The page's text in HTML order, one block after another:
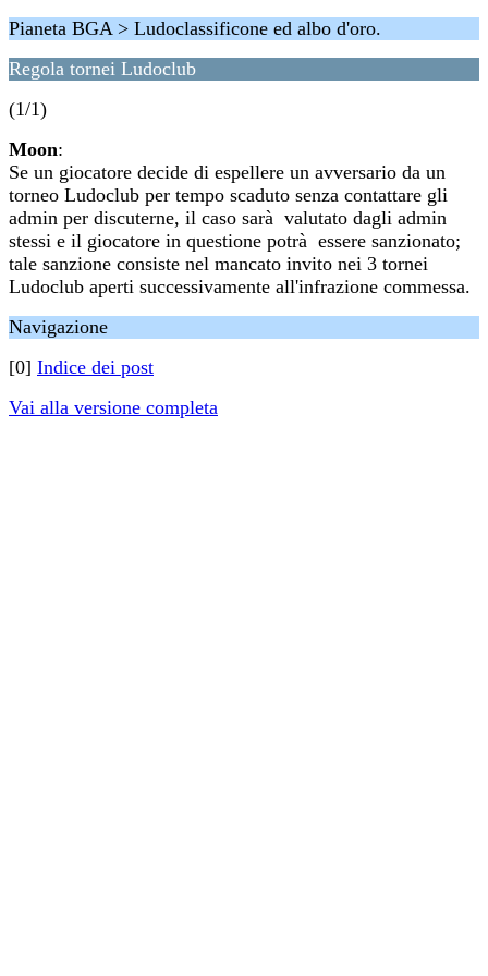
Pianeta BGA > Ludoclassificone ed albo d'oro.
Regola tornei Ludoclub
(1/1)
Moon:
Se un giocatore decide di espellere un avversario da un
torneo Ludoclub per tempo scaduto senza contattare gli
admin per discuterne, il caso sarà valutato dagli admin
stessi e il giocatore in questione potrà essere sanzionato;
tale sanzione consiste nel mancato invito nei 3 tornei
Ludoclub aperti successivamente all'infrazione commessa.
Navigazione
[0] Indice dei post
Vai alla versione completa